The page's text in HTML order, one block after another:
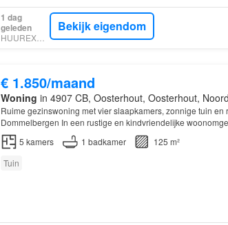
1 dag
geleden
HUUREXPERT
Bekijk eigendom
€ 1.850/maand
Woning in 4907 CB, Oosterhout, Oosterhout,
Ruime gezinswoning met vier slaapkamers, zonnige tuin en
Dommelbergen In een rustige en kindvriendelijke
Dommelbergen ligt deze verrassend ruime tussenwoning
5 kamers 1 badkamer
125 m²
Tuin